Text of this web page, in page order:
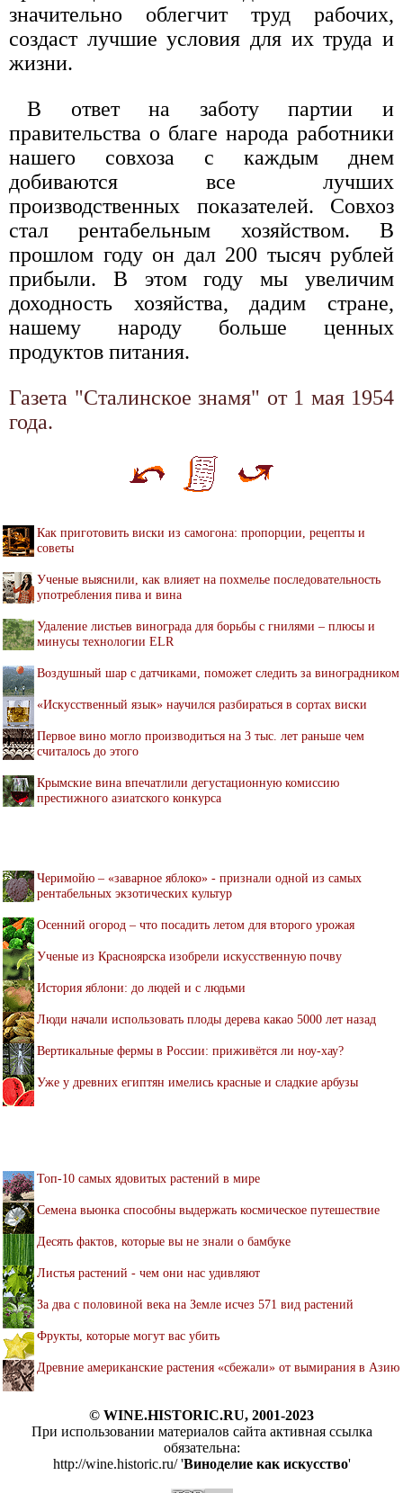
значительно облегчит труд рабочих,
создаст лучшие условия для их труда и
жизни.
В ответ на заботу партии и
правительства о благе народа работники
нашего совхоза с каждым днем
добиваются все лучших
производственных показателей. Совхоз
стал рентабельным хозяйством. В
прошлом году он дал 200 тысяч рублей
прибыли. В этом году мы увеличим
доходность хозяйства, дадим стране,
нашему народу больше ценных
продуктов питания.
Газета "Сталинское знамя" от 1 мая 1954
года.
Как приготовить виски из самогона: пропорции, рецепты и
советы
Ученые выяснили, как влияет на похмелье последовательность
употребления пива и вина
Удаление листьев винограда для борьбы с гнилями – плюсы и
минусы технологии ELR
Воздушный шар с датчиками, поможет следить за виноградником
«Искусственный язык» научился разбираться в сортах виски
Первое вино могло производиться на 3 тыс. лет раньше чем
считалось до этого
Крымские вина впечатлили дегустационную комиссию
престижного азиатского конкурса
Черимойю – «заварное яблоко» - признали одной из самых
рентабельных экзотических культур
Осенний огород – что посадить летом для второго урожая
Ученые из Красноярска изобрели искусственную почву
История яблони: до людей и с людьми
Люди начали использовать плоды дерева какао 5000 лет назад
Вертикальные фермы в России: приживётся ли ноу-хау?
Уже у древних египтян имелись красные и сладкие арбузы
Топ-10 самых ядовитых растений в мире
Семена вьюнка способны выдержать космическое путешествие
Десять фактов, которые вы не знали о бамбуке
Листья растений - чем они нас удивляют
За два с половиной века на Земле исчез 571 вид растений
Фрукты, которые могут вас убить
Древние американские растения «сбежали» от вымирания в Азию
© WINE.HISTORIC.RU, 2001-2023
При использовании материалов сайта активная ссылка
обязательна:
http://wine.historic.ru/ 'Виноделие как искусство'